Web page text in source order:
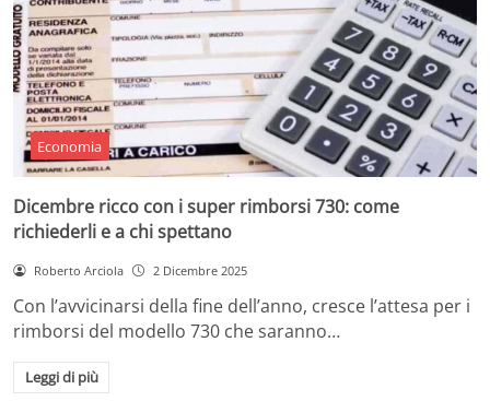
Economia
Dicembre ricco con i super rimborsi 730: come
richiederli e a chi spettano
Roberto Arciola 2 Dicembre 2025
Con l’avvicinarsi della fine dell’anno, cresce l’attesa per i
rimborsi del modello 730 che saranno…
Leggi di più